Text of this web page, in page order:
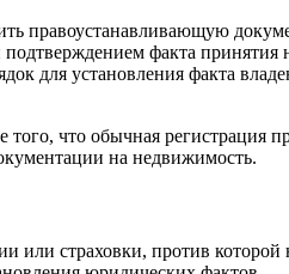
правоустанавливающую
факта принятия
для установления факта
того, что обычная регистрация
на недвижимость.
или страховки, против которой